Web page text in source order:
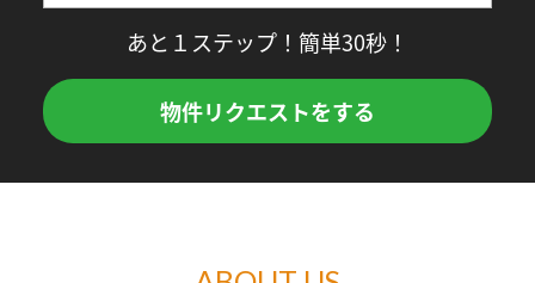
あと１ステップ！簡単30秒！
物件リクエストをする